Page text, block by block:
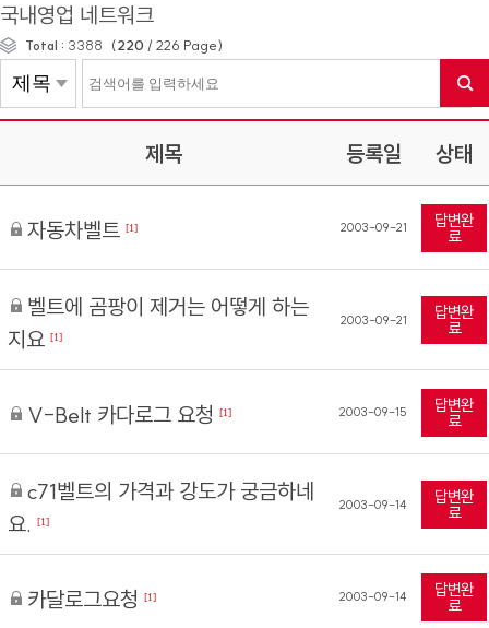
국내영업 네트워크
Total : 3388 (220 / 226 Page)
제목 등록일 상태
자동차벨트 [1] 2003-09-21 답변완
료
벨트에 곰팡이 제거는 어떻게 하는
지요 [1]
2003-09-21 답변완
료
V-Belt 카다로그 요청 [1] 2003-09-15 답변완
료
c71벨트의 가격과 강도가 궁금하네
요.
[1]
2003-09-14 답변완
료
카달로그요청 [1] 2003-09-14 답변완
료